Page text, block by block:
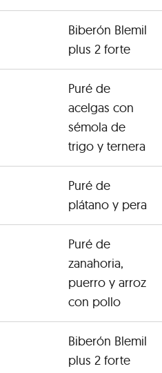
Biberón Blemil
plus 2 forte
Puré de
acelgas con
sémola de
trigo y ternera
Puré de
plátano y pera
Puré de
zanahoria,
puerro y arroz
con pollo
Biberón Blemil
plus 2 forte